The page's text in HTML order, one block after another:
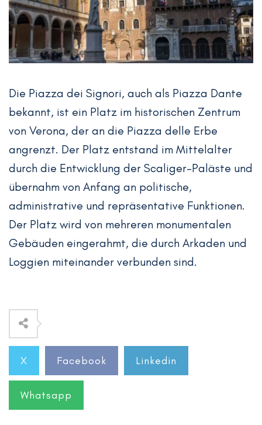
Die Piazza dei Signori, auch als Piazza Dante
bekannt, ist ein Platz im historischen Zentrum
von Verona, der an die Piazza delle Erbe
angrenzt. Der Platz entstand im Mittelalter
durch die Entwicklung der Scaliger-Paläste und
übernahm von Anfang an politische,
administrative und repräsentative Funktionen.
Der Platz wird von mehreren monumentalen
Gebäuden eingerahmt, die durch Arkaden und
Loggien miteinander verbunden sind.
X Facebook Linkedin
Whatsapp